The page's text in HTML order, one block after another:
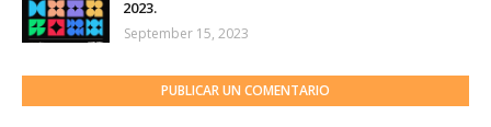
2023.
September 15, 2023
PUBLICAR UN COMENTARIO